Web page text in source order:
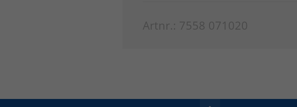
Artnr.: 7558 071020